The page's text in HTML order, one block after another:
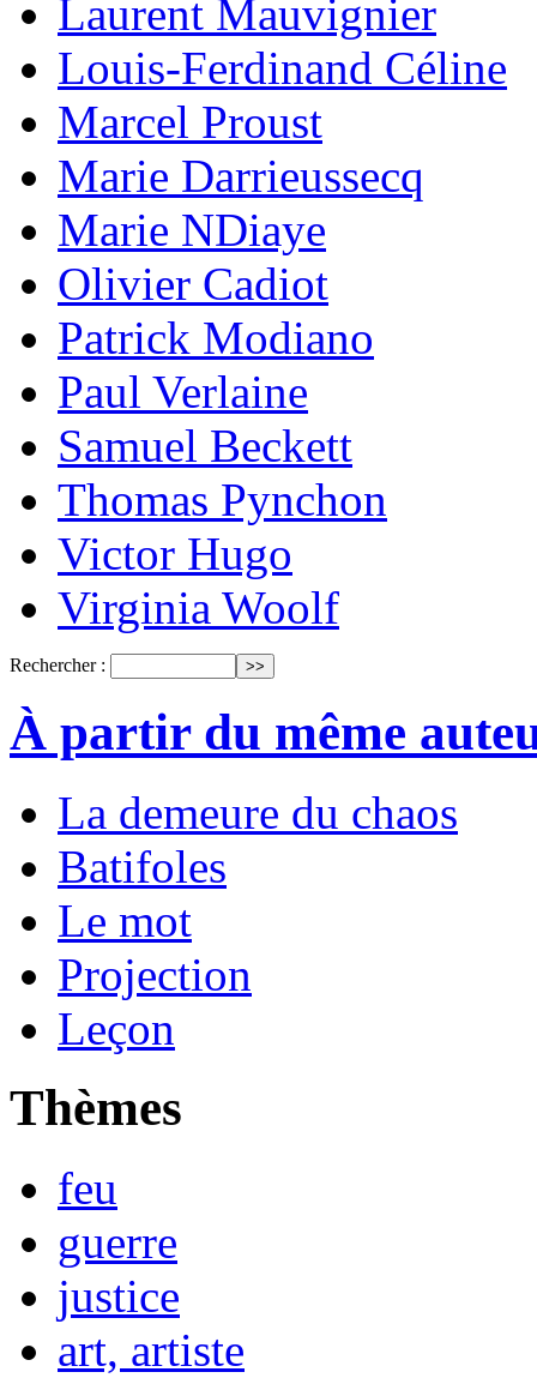
Laurent Mauvignier
Louis-Ferdinand Céline
Marcel Proust
Marie Darrieussecq
Marie NDiaye
Olivier Cadiot
Patrick Modiano
Paul Verlaine
Samuel Beckett
Thomas Pynchon
Victor Hugo
Virginia Woolf
Rechercher :
À partir du même
La demeure du chaos
Batifoles
Le mot
Projection
Leçon
Thèmes
feu
guerre
justice
art, artiste